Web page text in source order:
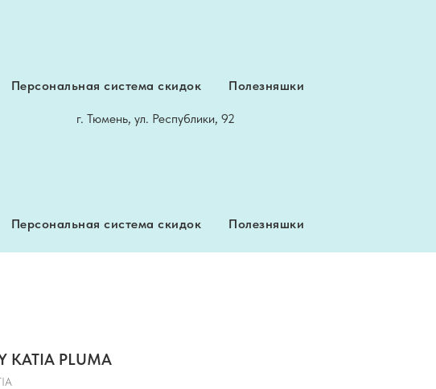
г. Тюмень, ул. Республики, 92
Персональная система скидок Полезняшки
Персональная система скидок Полезняшки
KATIA PLUMA